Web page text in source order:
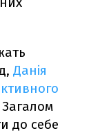
Данія
Загалом
до себе